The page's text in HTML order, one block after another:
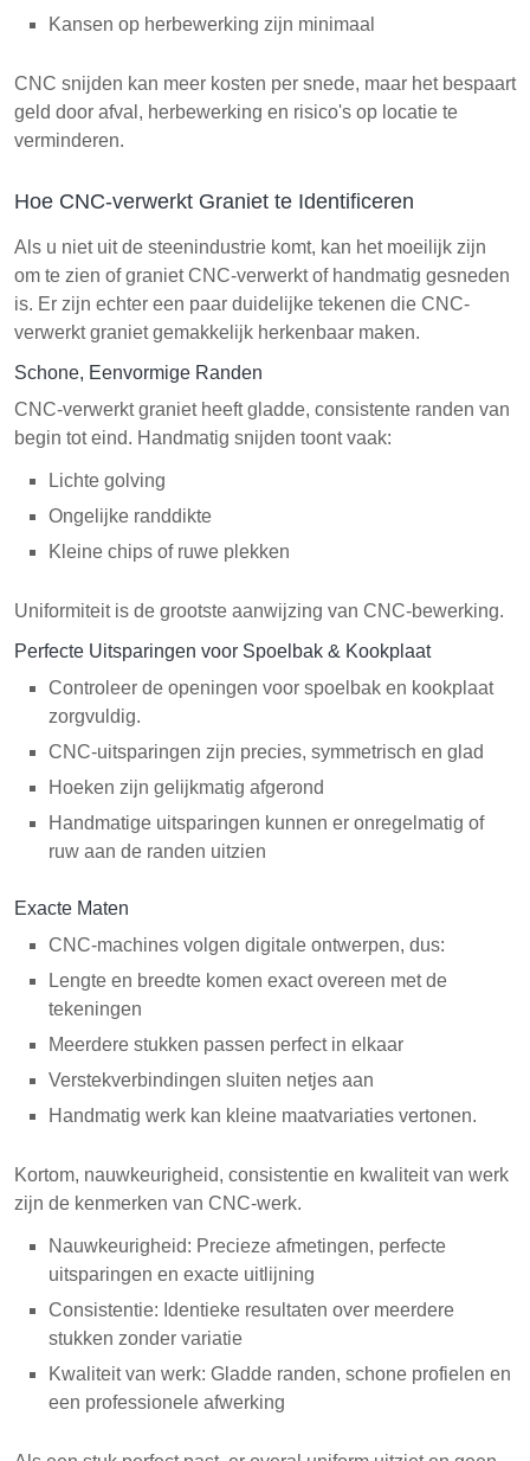
Kansen op herbewerking zijn minimaal
CNC snijden kan meer kosten per snede, maar het bespaart
geld door afval, herbewerking en risico's op locatie te
verminderen.
Hoe CNC-verwerkt Graniet te Identificeren
Als u niet uit de steenindustrie komt, kan het moeilijk zijn
om te zien of graniet CNC-verwerkt of handmatig gesneden
is. Er zijn echter een paar duidelijke tekenen die CNC-
verwerkt graniet gemakkelijk herkenbaar maken.
Schone, Eenvormige Randen
CNC-verwerkt graniet heeft gladde, consistente randen van
begin tot eind. Handmatig snijden toont vaak:
Lichte golving
Ongelijke randdikte
Kleine chips of ruwe plekken
Uniformiteit is de grootste aanwijzing van CNC-bewerking.
Perfecte Uitsparingen voor Spoelbak & Kookplaat
Controleer de openingen voor spoelbak en kookplaat
zorgvuldig.
CNC-uitsparingen zijn precies, symmetrisch en glad
Hoeken zijn gelijkmatig afgerond
Handmatige uitsparingen kunnen er onregelmatig of
ruw aan de randen uitzien
Exacte Maten
CNC-machines volgen digitale ontwerpen, dus:
Lengte en breedte komen exact overeen met de
tekeningen
Meerdere stukken passen perfect in elkaar
Verstekverbindingen sluiten netjes aan
Handmatig werk kan kleine maatvariaties vertonen.
Kortom, nauwkeurigheid, consistentie en kwaliteit van werk
zijn de kenmerken van CNC-werk.
Nauwkeurigheid: Precieze afmetingen, perfecte
uitsparingen en exacte uitlijning
Consistentie: Identieke resultaten over meerdere
stukken zonder variatie
Kwaliteit van werk: Gladde randen, schone profielen en
een professionele afwerking